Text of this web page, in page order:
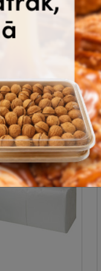
maisiņu turētājs
B5, melns
10-562
8.44
Pasūti un saņem 23
laikā
Pirkt